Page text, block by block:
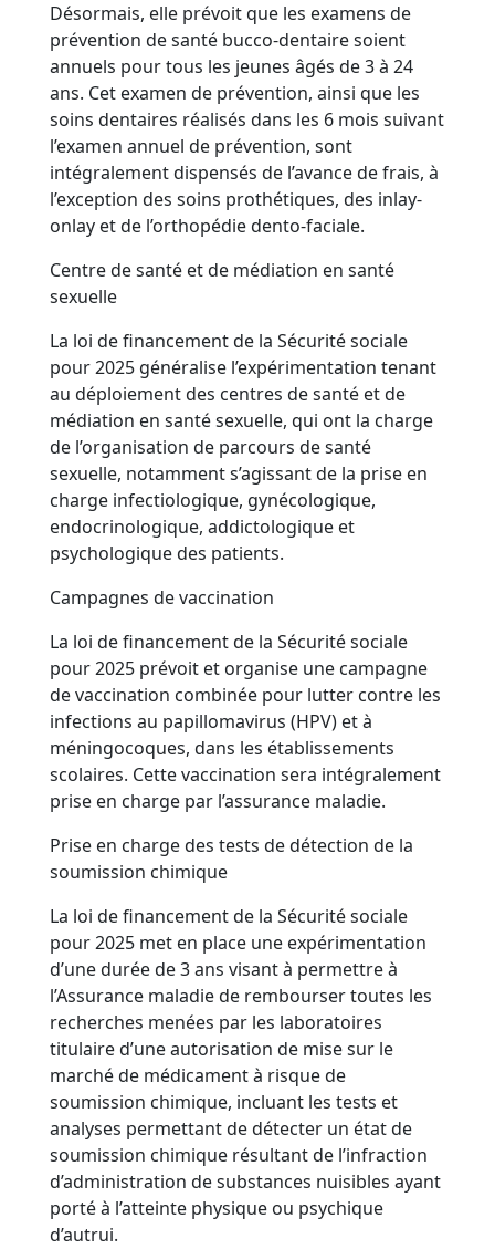
Désormais, elle prévoit que les examens de
prévention de santé bucco-dentaire soient
annuels pour tous les jeunes âgés de 3 à 24
ans. Cet examen de prévention, ainsi que les
soins dentaires réalisés dans les 6 mois suivant
l’examen annuel de prévention, sont
intégralement dispensés de l’avance de frais, à
l’exception des soins prothétiques, des inlay-
onlay et de l’orthopédie dento-faciale.
Centre de santé et de médiation en santé
sexuelle
La loi de financement de la Sécurité sociale
pour 2025 généralise l’expérimentation tenant
au déploiement des centres de santé et de
médiation en santé sexuelle, qui ont la charge
de l’organisation de parcours de santé
sexuelle, notamment s’agissant de la prise en
charge infectiologique, gynécologique,
endocrinologique, addictologique et
psychologique des patients.
Campagnes de vaccination
La loi de financement de la Sécurité sociale
pour 2025 prévoit et organise une campagne
de vaccination combinée pour lutter contre les
infections au papillomavirus (HPV) et à
méningocoques, dans les établissements
scolaires. Cette vaccination sera intégralement
prise en charge par l’assurance maladie.
Prise en charge des tests de détection de la
soumission chimique
La loi de financement de la Sécurité sociale
pour 2025 met en place une expérimentation
d’une durée de 3 ans visant à permettre à
l’Assurance maladie de rembourser toutes les
recherches menées par les laboratoires
titulaire d’une autorisation de mise sur le
marché de médicament à risque de
soumission chimique, incluant les tests et
analyses permettant de détecter un état de
soumission chimique résultant de l’infraction
d’administration de substances nuisibles ayant
porté à l’atteinte physique ou psychique
d’autrui.